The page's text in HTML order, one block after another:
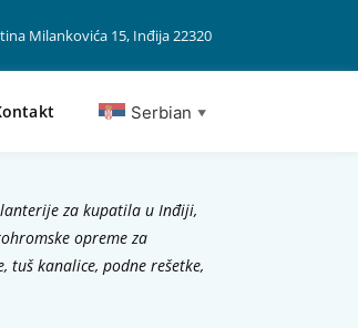
Milankovića 15, Inđija 22320
Serbian ▼
za kupatila u Inđiji,
opreme za
kanalice, podne rešetke,